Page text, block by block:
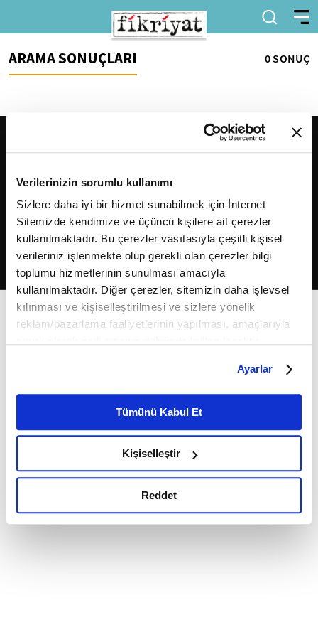
Verilerinizin sorumlu kullanımı
Sizlere daha iyi bir hizmet sunabilmek için İnternet
Sitemizde kendimize ve üçüncü kişilere ait çerezler
kullanılmaktadır. Bu çerezler vasıtasıyla çeşitli kişisel
verileriniz işlenmekte olup gerekli olan çerezler bilgi
toplumu hizmetlerinin sunulması amacıyla
kullanılmaktadır. Diğer çerezler, sitemizin daha işlevsel
kılınması ve kişiselleştirilmesi ve sizlere yönelik
reklam/pazarlama faaliyetlerinin yapılması, amaçlarıyla
belirleyebilirsiniz. Çerezlere ilişkin detaylı bilgi için
Ayarlar butonuna tıklayabilir,Çerez Bilgilendirme
Metnimizi ziyaret edebilirsiniz.
6698 sayılı Kişisel Verilerin Korunması Kanunu uyarınca
okumak ve sitemizi ziyaretiniz kapsamında
gerçekleştirilen veri işleme faaliyetleri ile ilgili daha
detaylı bilgi almak için lütfentıklayınız.
Ayarlar
Tümünü Kabul Et
Kişiselleştir
Reddet
ARAMA SONUÇLARI 0 SONUÇ
2026Fikriyat. Tüm hakları saklıdır.